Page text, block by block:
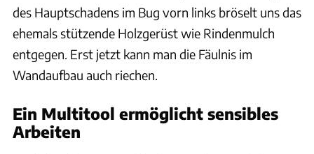
des Hauptschadens im Bug vorn links bröselt uns das
ehemals stützende Holzgerüst wie Rindenmulch
entgegen. Erst jetzt kann man die Fäulnis im
Wandaufbau auch riechen.
Ein Multitool ermöglicht sensibles
Arbeiten